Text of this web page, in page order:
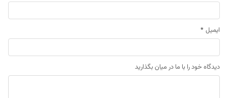
ایمیل *
دیدگاه خود را با ما در میان بگذارید